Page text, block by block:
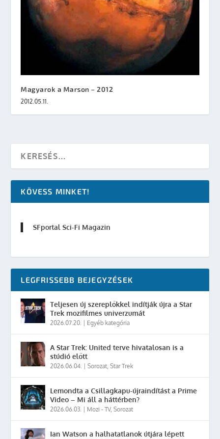
Magyarok a Marson – 2012
2012.05.11.
KÖVESS MINKET!
SFportal Sci-Fi Magazin
LEGFRISSEBB BEJEGYZÉSEK
Teljesen új szereplőkkel indítják újra a Star
Trek mozifilmes univerzumát
2026.07.20. Egyéb kategória
A Star Trek: United terve hivatalosan is a
stúdió előtt
2026.06.04. |Sorozat ,Star Trek
Lemondta a Csillagkapu-újraindítást a Prime
Video – Mi áll a háttérben?
2026.06.03. Mozi - TV,Sorozat
Ian Watson a halhatatlanok útjára lépett